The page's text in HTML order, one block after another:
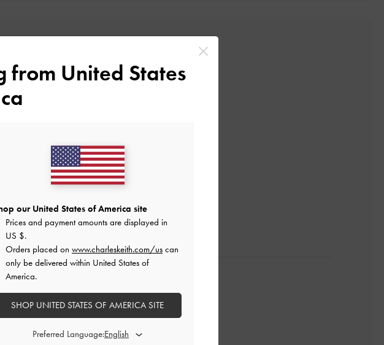
ー
1
0
0
とてもよかった
from United States
our United States of America site
Prices and payment amounts are displayed in
US $.
Orders placed on www.charleskeith.com/us can
only be delivered within United States of
America.
SHOP UNITED STATES OF AMERICA SITE
Preferred Language: